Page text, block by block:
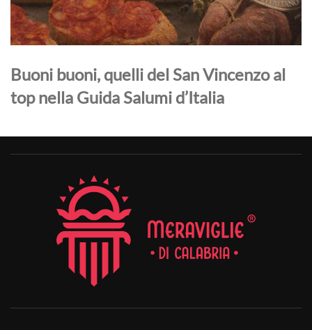
Buoni buoni, quelli del San Vincenzo al
top nella Guida Salumi d’Italia